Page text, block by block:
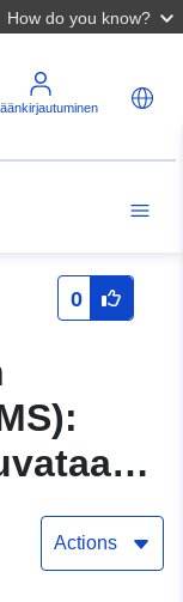
How do you know?
0
Actions